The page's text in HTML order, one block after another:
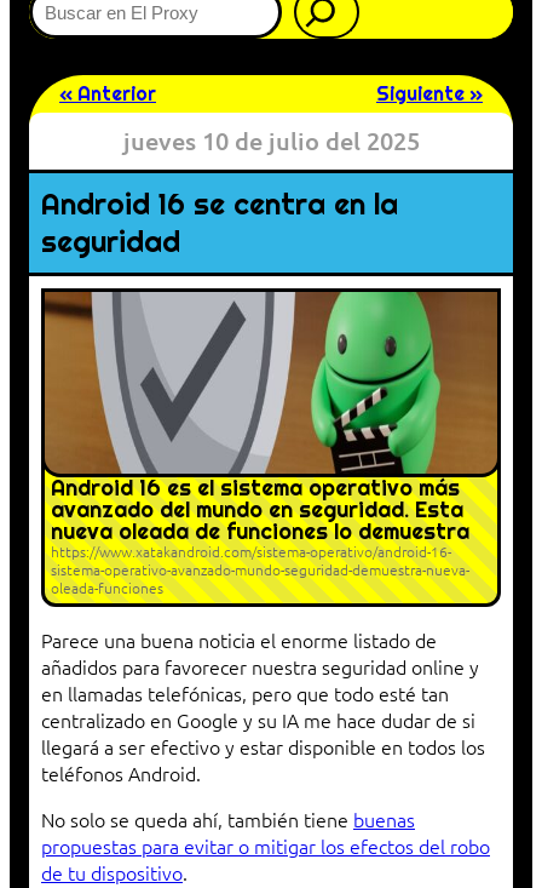
« Anterior Siguiente »
jueves 10 de julio del 2025
Android 16 se centra en la
seguridad
Android 16 es el sistema operativo más
avanzado del mundo en seguridad. Esta
nueva oleada de funciones lo demuestra
https://www.xatakandroid.com/sistema-operativo/android-16-
sistema-operativo-avanzado-mundo-seguridad-demuestra-nueva-
oleada-funciones
Parece una buena noticia el enorme listado de
añadidos para favorecer nuestra seguridad online y
en llamadas telefónicas, pero que todo esté tan
centralizado en Google y su IA me hace dudar de si
llegará a ser efectivo y estar disponible en todos los
teléfonos Android.
No solo se queda ahí, también tiene buenas
propuestas para evitar o mitigar los efectos del robo
de tu dispositivo.